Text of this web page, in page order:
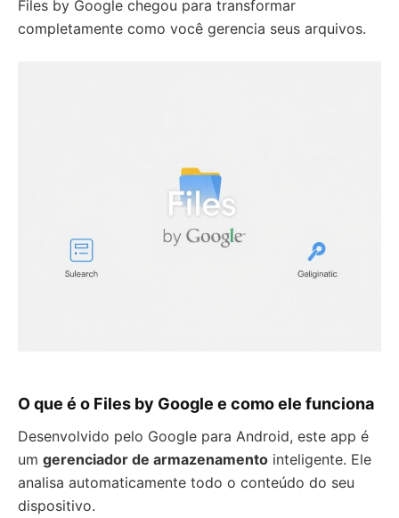
Files by Google chegou para transformar
completamente como você gerencia seus arquivos.
O que é o Files by Google e como ele funciona
Desenvolvido pelo Google para Android, este app é
um gerenciador de armazenamento inteligente. Ele
analisa automaticamente todo o conteúdo do seu
dispositivo.